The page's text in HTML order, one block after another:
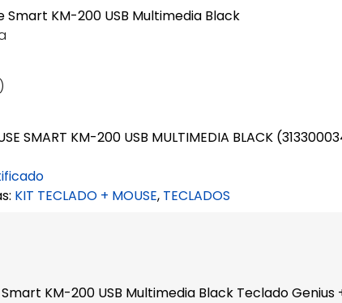
Smart KM-200 USB Multimedia Black
SMART KM-200 USB MULTIMEDIA BLACK
KIT TECLADO + MOUSE, TECLADOS
KM-200 USB Multimedia Black Teclado